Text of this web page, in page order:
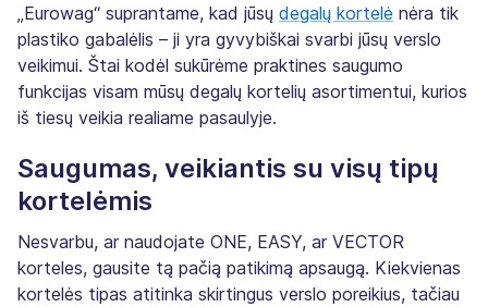
„Eurowag“ suprantame, kad jūsų degalų kortelė nėra tik
plastiko gabalėlis – ji yra gyvybiškai svarbi jūsų verslo
veikimui. Štai kodėl sukūrėme praktines saugumo
funkcijas visam mūsų degalų kortelių asortimentui, kurios
iš tiesų veikia realiame pasaulyje.
Saugumas, veikiantis su visų tipų
kortelėmis
Nesvarbu, ar naudojate ONE, EASY, ar VECTOR
korteles, gausite tą pačią patikimą apsaugą. Kiekvienas
kortelės tipas atitinka skirtingus verslo poreikius, tačiau